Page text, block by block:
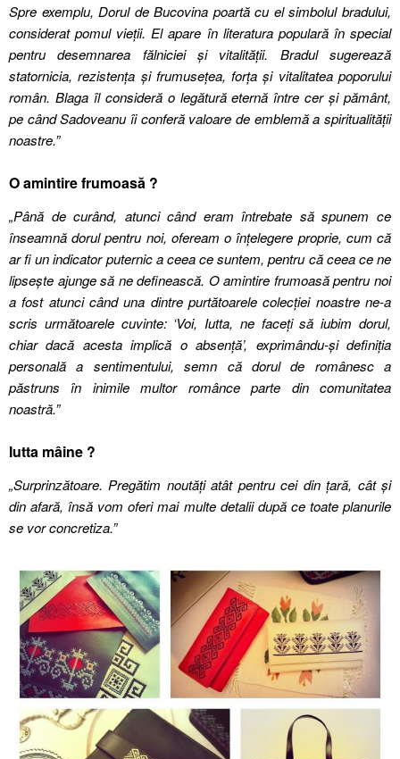
Spre exemplu, Dorul de Bucovina poartă cu el simbolul bradului,
considerat pomul vieții. El apare în literatura populară în special
pentru desemnarea fălniciei și vitalității. Bradul sugerează
statornicia, rezistența și frumusețea, forța și vitalitatea poporului
român. Blaga îl consideră o legătură eternă între cer și pământ,
pe când Sadoveanu îi conferă valoare de emblemă a spiritualității
noastre.”
O amintire frumoasă ?
„Până de curând, atunci când eram întrebate să spunem ce
înseamnă dorul pentru noi, ofeream o înțelegere proprie, cum că
ar fi un indicator puternic a ceea ce suntem, pentru că ceea ce ne
lipsește ajunge să ne definească. O amintire frumoasă pentru noi
a fost atunci când una dintre purtătoarele colecției noastre ne-a
scris următoarele cuvinte: ‘Voi, Iutta, ne faceți să iubim dorul,
chiar dacă acesta implică o absență’, exprimându-și definiția
personală a sentimentului, semn că dorul de românesc a
păstruns în inimile multor românce parte din comunitatea
noastră.”
Iutta mâine ?
„Surprinzătoare. Pregătim noutăți atât pentru cei din țară, cât și
din afară, însă vom oferi mai multe detalii după ce toate planurile
se vor concretiza.”